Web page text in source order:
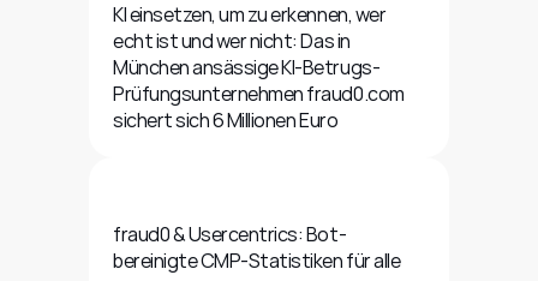
KI einsetzen, um zu erkennen, wer
echt ist und wer nicht: Das in
München ansässige KI-Betrugs-
Prüfungsunternehmen fraud0.com
sichert sich 6 Millionen Euro
fraud0 & Usercentrics: Bot-
bereinigte CMP-Statistiken für alle